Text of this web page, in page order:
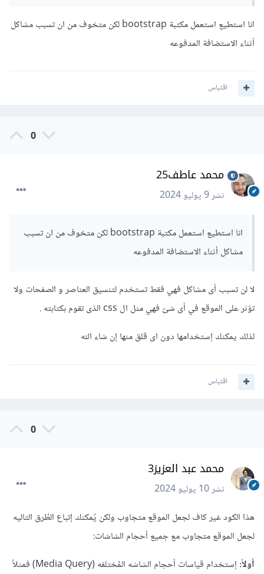
name="viewport": هذا هو الخاصية التي تحدد نوع
المعلومة التي يحتويها العنصر <meta> وهنا هو يشير إلى
أننا نعرف عرض ال viewport.
للمتصفح توسيع الصفحة لتلائم شاشة الجهاز حيث أن
وتلخيصا للسابق فإن هذا الكود يساعد في جعل الصفحة تكون
عرض الصفحة مثل عرض الشاشة تماما .
ولكن ما تقوله بأنك تريد كود يجعل الموقع ثابت مع جميع الشاشات
تبحث عن فلن يكون هناك حاجة إلى التصميمات وإلى تعلم لغة css
حيث هي المسؤولة عن التنسيقات .
لذلك لا يوجد كود يتم تنفيذه على الموقع ليجعله ثابت بل يجب أن
الهيكل و العناصر .
box
انا استطيع استعمل مكتبة bootstrap لكن متخوف من ان تسبب مشاكل
أثناء الاستضافة المدفوعه
اقتباس
0
محمد عاطف25
نشر9 يوليو 2024
انا استطيع استعمل مكتبة bootstrap لكن متخوف من ان تسبب
مشاكل أثناء الاستضافة المدفوعه
لا لن تسبب أى مشاكل فهي فقط تستخدم لتنسيق العناصر و الصفحات ولا
تؤثر على الموقع في أى شئ فهي مثل ال css الذى تقوم بكتابته .
لذلك يمكنك إستخدامها دون اى قلق منها إن شاء الله
اقتباس
0
محمد عبد العزيز3
نشر10 يوليو 2024
هذا الكود غير كاف لجعل الموقع متجاوب ولكن يُمكنك إتباع الطُرق التاليه
لجعل الموقع متجاوب مع جميع أحجام الشاشات:
أولاً:
إستخدام قياسات أحجام الشاشه المُختلفه (Media Query) فمثلاً